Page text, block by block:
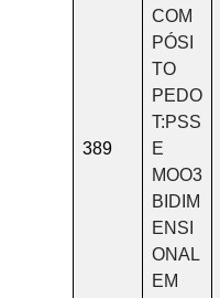
389
COM
PÓSI
TO
PEDO
T:PSS
E
MOO3
BIDIM
ENSI
ONAL
EM